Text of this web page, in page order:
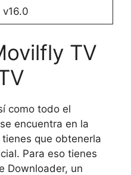
v16.0
TV
como todo el
encuentra en la
que obtenerla
Para eso tienes
Downloader, un